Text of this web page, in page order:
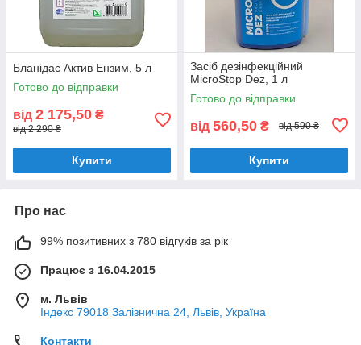
Бланідас Актив Ензим, 5 л
Готово до відправки
від 2 175,50 ₴
від 2 290 ₴
Купити
Засіб дезінфекційний
MicroStop Dez, 1 л
Готово до відправки
від 560,50 ₴ від 590 ₴
Купити
Про нас
99% позитивних з 780 відгуків за рік
Працює з 16.04.2015
м. Львів
Індекс 79018 Залізнична 24, Львів, Україна
Контакти